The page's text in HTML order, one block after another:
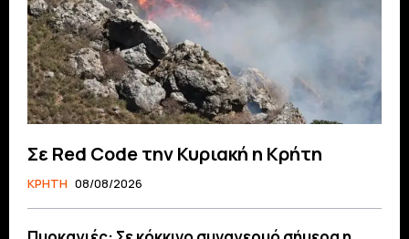
Σε Red Code την Κυριακή η Κρήτη
ΚΡΗΤΗ 08/08/2026